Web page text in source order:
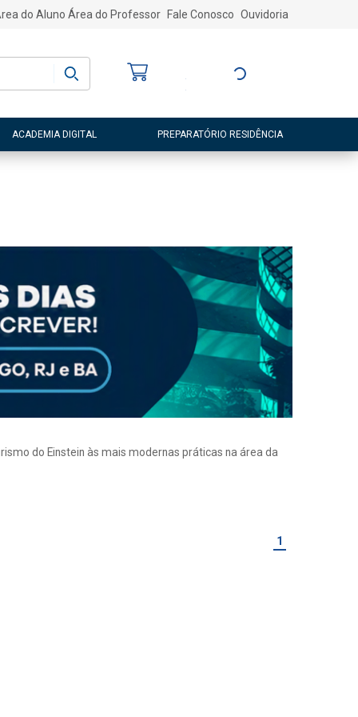
do Aluno Área do Professor Fale Conosco Ouvidoria
Entre ou Cadastre-
ACADEMIA DIGITAL PREPARATÓRIO RESIDÊNCIA
do Einstein às mais modernas práticas na área da
1